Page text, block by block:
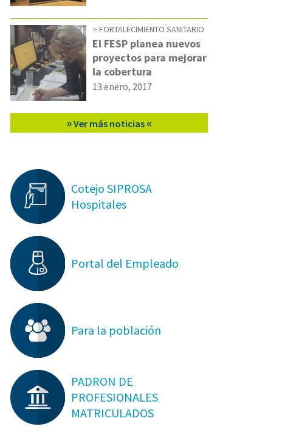
FORTALECIMIENTO SANITARIO
El FESP planea nuevos
proyectos para mejorar
la cobertura
13 enero, 2017
»Ver más noticias «
Cotejo SIPROSA
Hospitales
Portal del Empleado
Para la población
PADRON DE
PROFESIONALES
MATRICULADOS